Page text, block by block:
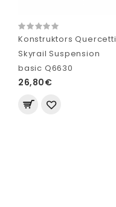
Konstruktors Quercetti
Skyrail Suspension
basic Q6630
26,80€